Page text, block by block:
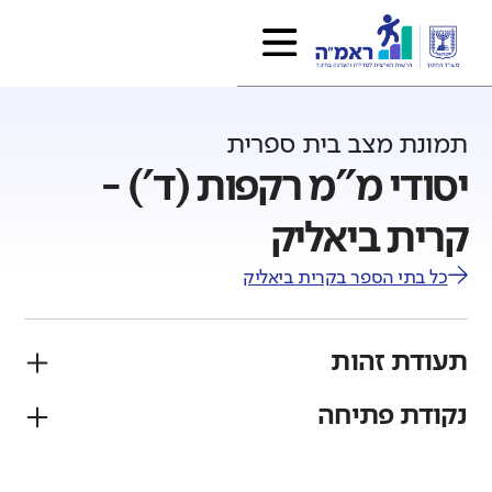
תמונת מצב בית ספרית
יסודי מ"מ רקפות (ד') -
קרית ביאליק
כל בתי הספר בקרית ביאליק
תעודת זהות
פיקוח
נקודת פתיחה